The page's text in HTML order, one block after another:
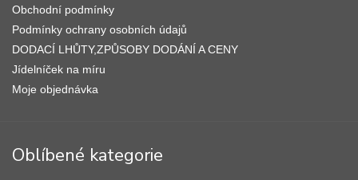
Obchodní podmínky
Podmínky ochrany osobních údajů
DODACÍ LHŮTY,ZPŮSOBY DODÁNÍ A CENY
Jídelníček na míru
Moje objednávka
Oblíbené kategorie